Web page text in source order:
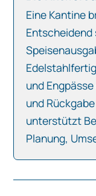
Eine Kantine
und
und
unterstützt
Planung,